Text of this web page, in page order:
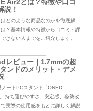
Air2とは？特徴や口コ
説！
どのような商品なのかを徹底解
？基本情報や特徴から口コミ・評
きない人までをご紹介します。
レビュー｜1.7mmの超
ンドのメリット・デメ
ートPCスタンド「ONED
持ち運びやすさ、安定感、姿勢改
実際の使用感をもとに詳しく解説